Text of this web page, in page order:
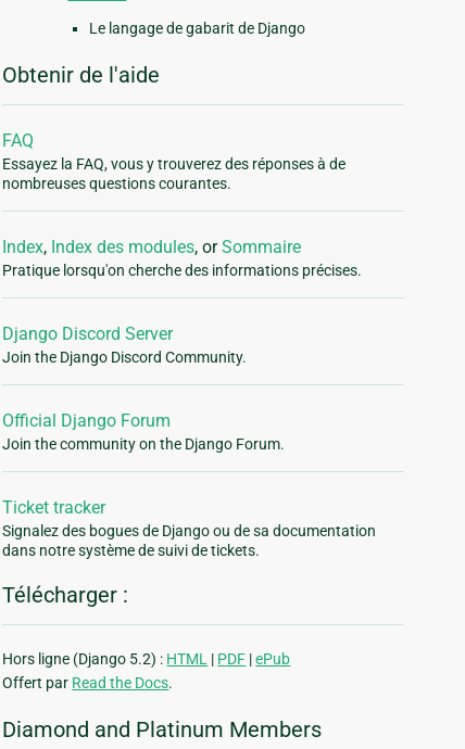
Le langage de gabarit de Django
Obtenir de l'aide
FAQ
Essayez la FAQ, vous y trouverez des réponses à de
nombreuses questions courantes.
Index, Index des modules, orSommaire
Pratique lorsqu'on cherche des informations précises.
Django Discord Server
Join the Django Discord Community.
Official Django Forum
Join the community on the Django Forum.
Ticket tracker
Signalez des bogues de Django ou de sa documentation
dans notre système de suivi de tickets.
Télécharger :
Hors ligne (Django 5.2) : HTML | PDF |ePub
Offert par Read the Docs.
Diamond and Platinum Members